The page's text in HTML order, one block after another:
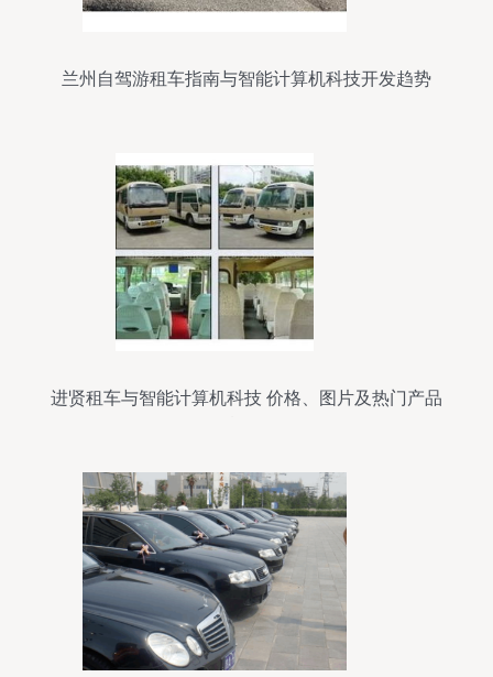
兰州自驾游租车指南与智能计算机科技开发趋势
进贤租车与智能计算机科技 价格、图片及热门产品